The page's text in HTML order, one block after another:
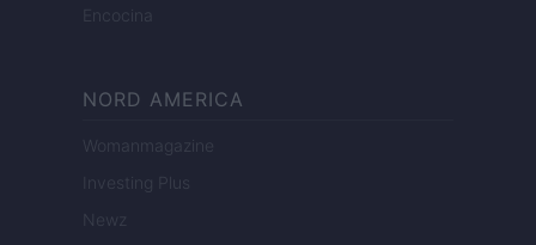
Encocina
NORD AMERICA
Womanmagazine
Investing Plus
Newz